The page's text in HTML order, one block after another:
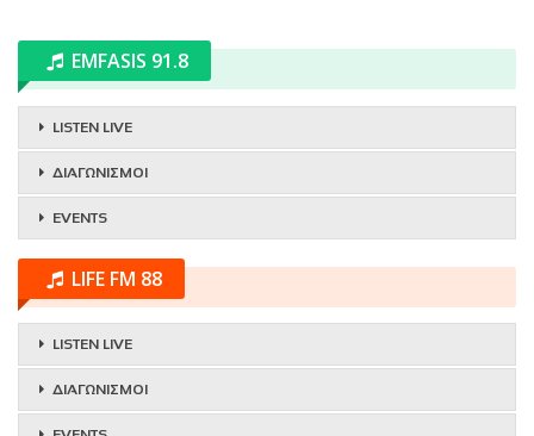
EMFASIS 91.8
LISTEN LIVE
ΔΙΑΓΩΝΙΣΜΟΙ
EVENTS
LIFE FM 88
LISTEN LIVE
ΔΙΑΓΩΝΙΣΜΟΙ